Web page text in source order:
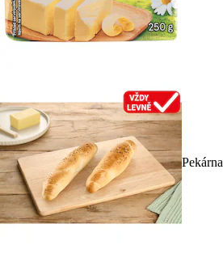
Pekárna